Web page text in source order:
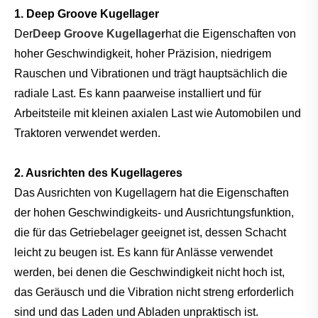
1. Deep Groove Kugellager
DerDeep Groove Kugellagerhat die Eigenschaften von
hoher Geschwindigkeit, hoher Präzision, niedrigem
Rauschen und Vibrationen und trägt hauptsächlich die
radiale Last. Es kann paarweise installiert und für
Arbeitsteile mit kleinen axialen Last wie Automobilen und
Traktoren verwendet werden.
2. Ausrichten des Kugellageres
Das Ausrichten von Kugellagern hat die Eigenschaften
der hohen Geschwindigkeits- und Ausrichtungsfunktion,
die für das Getriebelager geeignet ist, dessen Schacht
leicht zu beugen ist. Es kann für Anlässe verwendet
werden, bei denen die Geschwindigkeit nicht hoch ist,
das Geräusch und die Vibration nicht streng erforderlich
sind und das Laden und Abladen unpraktisch ist.